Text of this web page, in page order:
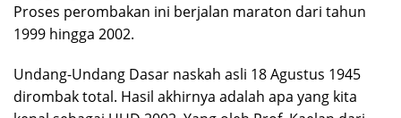
Proses perombakan ini berjalan maraton dari tahun
1999 hingga 2002.
Undang-Undang Dasar naskah asli 18 Agustus 1945
dirombak total. Hasil akhirnya adalah apa yang kita